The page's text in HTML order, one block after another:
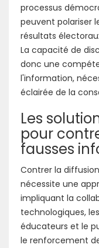
processus
peuvent polariser
résultats
La capacité de
donc une
l'information,
éclairée de la
Les
pour
fausses
Contrer la
nécessite une
impliquant la
technologiques,
éducateurs et le
le renforcement